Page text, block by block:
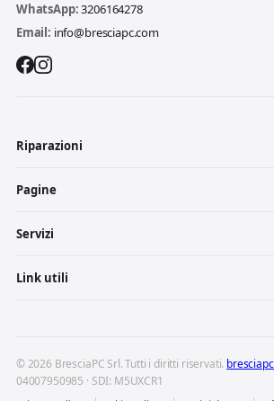
WhatsApp:3206164278
Email: info@bresciapc.com
Riparazioni
Pagine
Servizi
Link utili
© 2026 BresciaPC Srl. Tutti i diritti riservati.
04007950985 · SDI: M5UXCR1